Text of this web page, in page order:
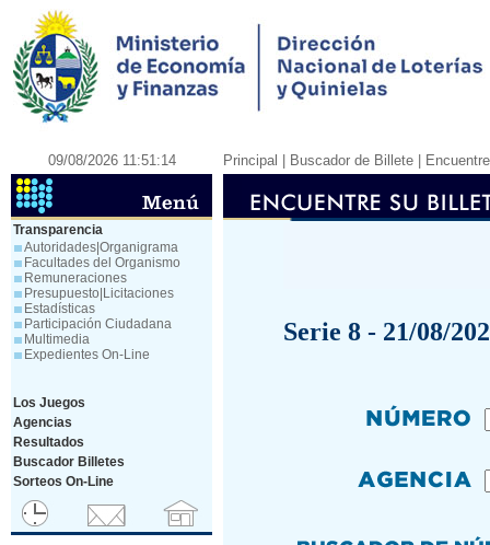
09/08/2026 11:51:14 Principal | Buscador de Billete |
Transparencia
Autoridades|Organigrama
Facultades del Organismo
Remuneraciones
Presupuesto|Licitaciones
Estadísticas
Participación Ciudadana
Multimedia
Expedientes On-Line
Los Juegos
Agencias
Resultados
Buscador Billetes
Sorteos On-Line
Serie 8 - 21/08/